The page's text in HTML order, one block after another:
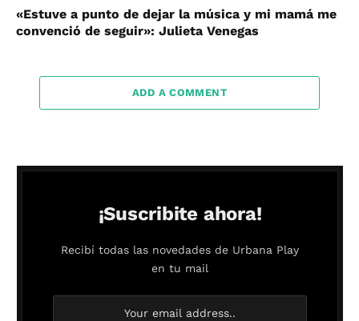
«Estuve a punto de dejar la música y mi mamá me
convenció de seguir»: Julieta Venegas
ADD A COMMENT
¡Suscribite ahora!
Recibí todas las novedades de Urbana Play
en tu mail